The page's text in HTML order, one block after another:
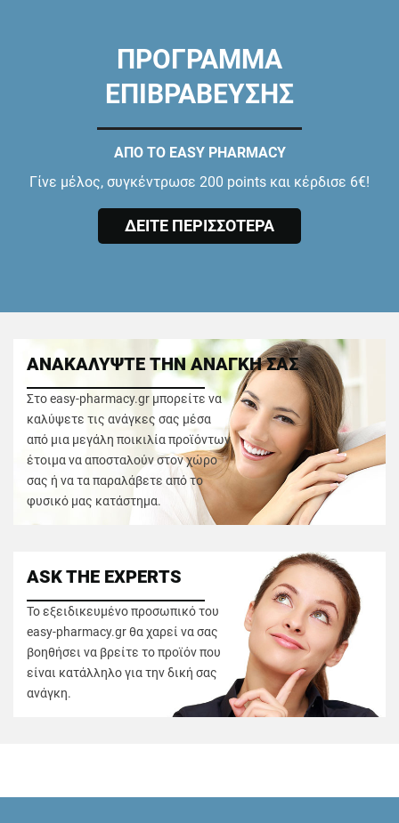
ΠΡΟΓΡΑΜΜΑ
ΕΠΙΒΡΑΒΕΥΣΗΣ
ΑΠΟ ΤΟ EASY PHARMACY
Γίνε μέλος, συγκέντρωσε 200 points και κέρδισε 6€!
ΔΕΙΤΕ ΠΕΡΙΣΣΟΤΕΡΑ
ΑΝΑΚΑΛΥΨΤΕ ΤΗΝ ΑΝΑΓΚΗ ΣΑΣ
Στο easy-pharmacy.gr μπορείτε να
καλύψετε τις ανάγκες σας μέσα
από μια μεγάλη ποικιλία προϊόντων
έτοιμα να αποσταλούν στον χώρο
σας ή να τα παραλάβετε από το
φυσικό μας κατάστημα.
ASK THE EXPERTS
Το εξειδικευμένο προσωπικό του
easy-pharmacy.gr θα χαρεί να σας
βοηθήσει να βρείτε το προϊόν που
είναι κατάλληλο για την δική σας
ανάγκη.